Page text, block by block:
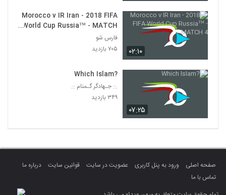
۰۲:۱۰
Morocco v IR Iran - 2018 FIFA
World Cup Russia™ - MATCH
4
فارس شو
۷۰۵ بازدید
۰۷:۲۵
?Which Islam
.:: جـهادگر گـمنام ::.
۳۴۹ بازدید
صفحه اصلی ورود به پنل کاربری عضویت در سایت قوانین سایت
درباره ما
تماس با ما